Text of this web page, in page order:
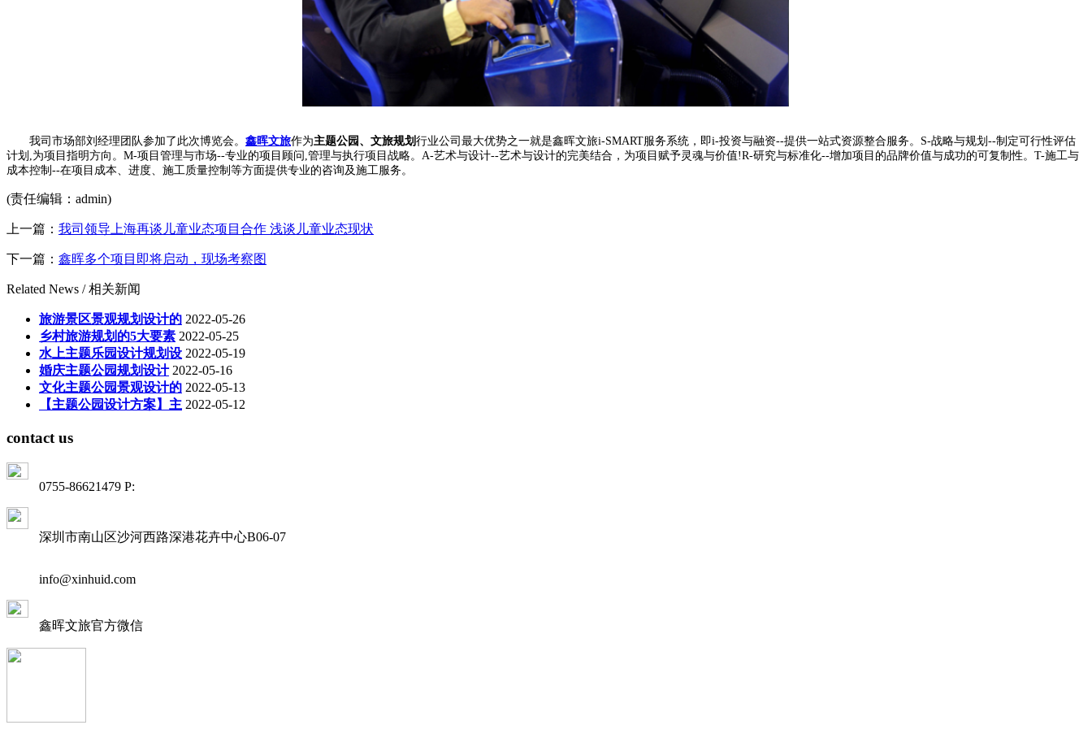
我司市场部刘经理团队参加了此次博览会。 鑫晖文旅作为主题公园、文旅规划 行业公司最大优势之一就是鑫晖文旅i-SMART服务系统，即i-投资与融资--提供一站式资源整合服务。S-战略与规划--制定可行性评估
计划,为项目指明方向。M-项目管理与市场--专业的项目顾问,管理与执行项目战略。A-艺术与设计--艺术与设计的完美结合，为项目赋予灵魂与价值!R-研究与标准化--增加项目的品牌价值与成功的可复制性。T-施工与
成本控制--在项目成本、进度、施工质量控制等方面提供专业的咨询及施工服务。
(责任编辑：admin)
上一篇： 我司领导上海再谈儿童业态项目合作 浅谈儿童业态现状
下一篇： 鑫晖多个项目即将启动，现场考察图
Related News /相关新闻
旅游景区景观规划设计的 2022-05-26
乡村旅游规划的5大要素 2022-05-25
水上主题乐园设计规划设 2022-05-19
婚庆主题公园规划设计 2022-05-16
文化主题公园景观设计的 2022-05-13
【主题公园设计方案】主 2022-05-12
contact us
0755-86621479 P:
深圳市南山区沙河西路深港花卉中心B06-07
info@xinhuid.com
鑫晖文旅官方微信